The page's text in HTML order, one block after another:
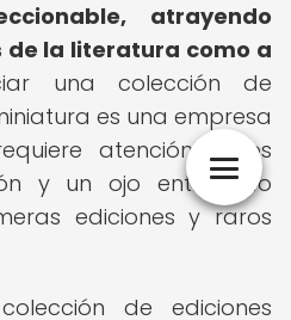
atrayendo
la literatura como a
una colección de
es una empresa
atención a los
y un ojo entrenado
ediciones y raros
de ediciones